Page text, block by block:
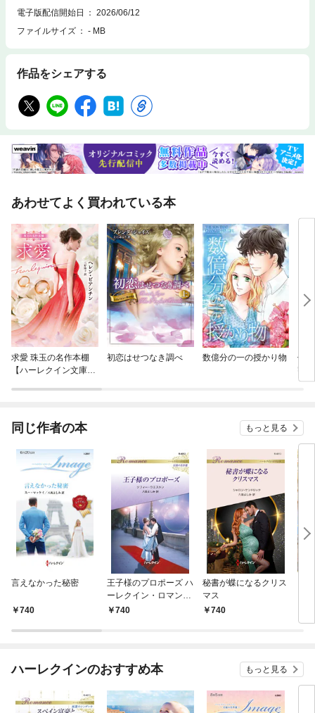
ベビー物語は、心温まる傑作ロマンスです。
電子版配信開始日
2026/06/12
ファイルサイズ
- MB
作品をシェアする
あわせてよく買われている本
求愛 珠玉の名作本棚
【ハーレクイン文庫
初恋はせつなき調べ 数億分の一の授かり物
伯
密
同じ作者の本 もっと見る
言えなかった秘密
740
王子様のプロポーズ ハ
ーレクイン・ロマンス
～伝説の名作選～【ハ
740
秘書が蝶になるクリス
マス
740
ハーレクインのおすすめ本 もっと見る